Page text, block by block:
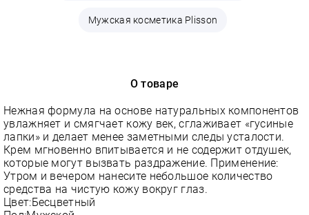
Мужская косметика Plisson
О товаре
Нежная формула на основе натуральных компонентов
увлажняет и смягчает кожу век, сглаживает «гусиные
лапки» и делает менее заметными следы усталости.
Крем мгновенно впитывается и не содержит отдушек,
которые могут вызвать раздражение. Применение:
Утром и вечером нанесите небольшое количество
средства на чистую кожу вокруг глаз.
Цвет:Бесцветный